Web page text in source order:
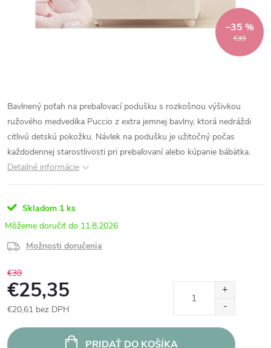
€39
–35 %
Bavlnený poťah na prebaľovací podušku s rozkošnou výšivkou
ružového medvedíka Puccio z extra jemnej bavlny, ktorá nedráždi
citlivú detskú pokožku. Návlek na podušku je užitočný počas
každodennej starostlivosti pri prebaľovaní alebo kúpanie bábätka.
Detailné informácie
Skladom 1 ks
11.8.2026
Možnosti doručenia
€39
€25,35
€20,61 bez DPH
cena:
PRIDAŤ DO KOŠÍKA